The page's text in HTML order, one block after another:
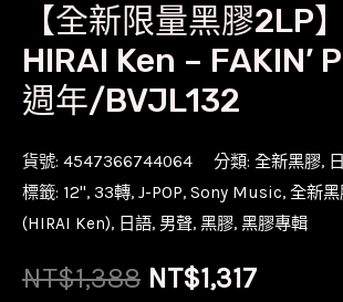
【全新限量黑膠2LP
HIRAI Ken – FAKIN’
週年/BVJL132
貨號: 4547366744064 分類: 全新黑膠,
標籤: 12'', 33轉, J-POP, Sony Music, 全新黑
(HIRAI Ken), 日語, 男聲, 黑膠, 黑膠專輯
NT$1,388 原
NT$1,317目